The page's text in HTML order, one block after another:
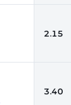
2.15
3.40